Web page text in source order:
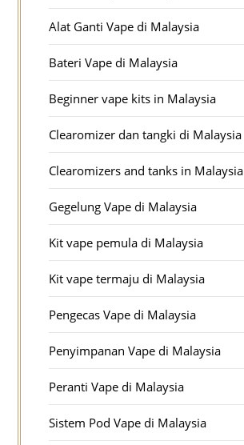
Alat Ganti Vape di Malaysia
Bateri Vape di Malaysia
Beginner vape kits in Malaysia
Clearomizer dan tangki di Malaysia
Clearomizers and tanks in Malaysia
Gegelung Vape di Malaysia
Kit vape pemula di Malaysia
Kit vape termaju di Malaysia
Pengecas Vape di Malaysia
Penyimpanan Vape di Malaysia
Peranti Vape di Malaysia
Sistem Pod Vape di Malaysia